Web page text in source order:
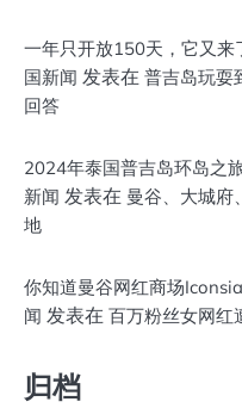
一年只开放150天，它又
国新闻 发表在 普吉岛玩耍
回答
2024年泰国普吉岛环岛之
新闻 发表在 曼谷、大城府
地
你知道曼谷网红商场
闻 发表在 百万粉丝女网红
归档